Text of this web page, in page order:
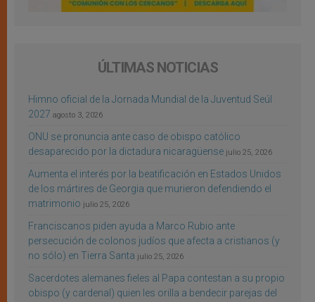
ÚLTIMAS NOTICIAS
Himno oficial de la Jornada Mundial de la Juventud Seúl
2027 agosto 3, 2026
ONU se pronuncia ante caso de obispo católico
desaparecido por la dictadura nicaragüense julio 25, 2026
Aumenta el interés por la beatificación en Estados Unidos
de los mártires de Georgia que murieron defendiendo el
matrimonio julio 25, 2026
Franciscanos piden ayuda a Marco Rubio ante
persecución de colonos judíos que afecta a cristianos (y
no sólo) en Tierra Santa julio 25, 2026
Sacerdotes alemanes fieles al Papa contestan a su propio
obispo (y cardenal) quien les orilla a bendecir parejas del